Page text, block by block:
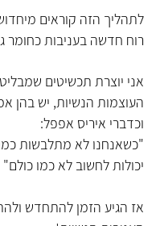
לתהליך הזה קוראים
רוח חדשה בעניבות כחומר
אני יוצרת תכשיטים
העוצמות הנשיות, יש בהן
וכדברי איריס אפפל:
"כשאנחנו לא מתלבשות
יכולות לחשוב לא כמו כולם"
אז הגיע הזמן להתחדש